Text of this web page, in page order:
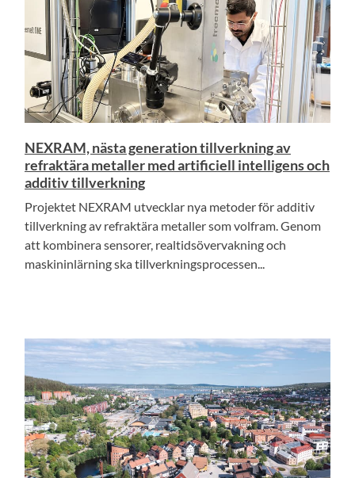
NEXRAM, nästa generation tillverkning av
refraktära metaller med artificiell intelligens och
additiv tillverkning
Projektet NEXRAM utvecklar nya metoder för additiv
tillverkning av refraktära metaller som volfram. Genom
att kombinera sensorer, realtidsövervakning och
maskininlärning ska tillverkningsprocessen...